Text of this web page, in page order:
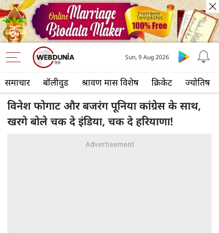
समाचार बॉलीवुड श्रावण मास विशेष क्रिकेट ज्योतिष
Sun, 9 Aug 2026
विनेश फोगाट और बजरंग पूनिया कांग्रेस के साथ,
खरगे बोले चक दे इंडिया, चक दे हरियाणा!